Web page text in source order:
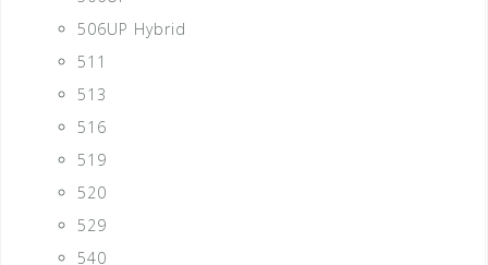
506UP Hybrid
511
513
516
519
520
529
540